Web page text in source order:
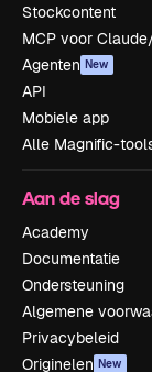
Stockcontent
MCP voor
Agenten New
API
Mobiele app
Alle Magnific-
Aan de slag
Academy
Documentatie
Ondersteuning
Algemene
Privacybeleid
Originelen New